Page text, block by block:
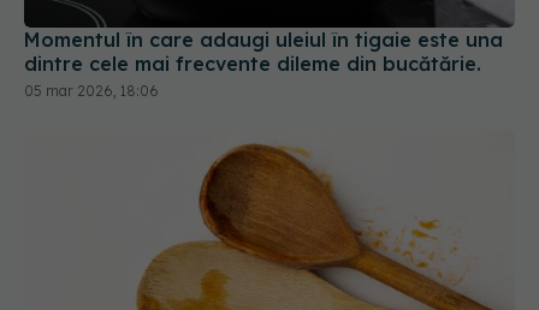
Momentul în care adaugi uleiul în tigaie este una
dintre cele mai frecvente dileme din bucătărie.
05 mar 2026, 18:06